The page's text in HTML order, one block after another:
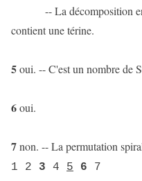
-- La décomposition en
contient une térine.
5oui. -- C'est un nombre de
6oui.
7non. -- La permutation
1 2 3 4 5 6 7